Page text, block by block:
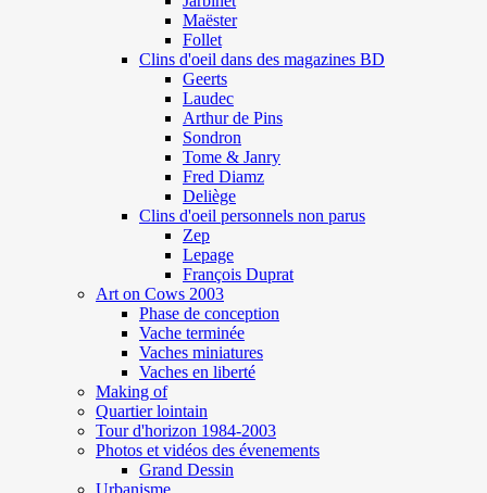
Maëster
Follet
Clins d'oeil dans des magazines BD
Geerts
Laudec
Arthur de Pins
Sondron
Tome & Janry
Fred Diamz
Deliège
Clins d'oeil personnels non parus
Zep
Lepage
François Duprat
Art on Cows 2003
Phase de conception
Vache terminée
Vaches miniatures
Vaches en liberté
Making of
Quartier lointain
Tour d'horizon 1984-2003
Photos et vidéos des évenements
Grand Dessin
Urbanisme